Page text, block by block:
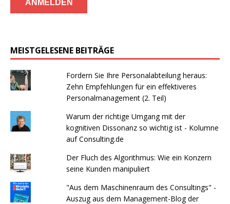
MEISTGELESENE BEITRÄGE
Fordern Sie Ihre Personalabteilung heraus:
Zehn Empfehlungen für ein effektiveres
Personalmanagement (2. Teil)
Warum der richtige Umgang mit der
kognitiven Dissonanz so wichtig ist - Kolumne
auf Consulting.de
Der Fluch des Algorithmus: Wie ein Konzern
seine Kunden manipuliert
"Aus dem Maschinenraum des Consultings" -
Auszug aus dem Management-Blog der